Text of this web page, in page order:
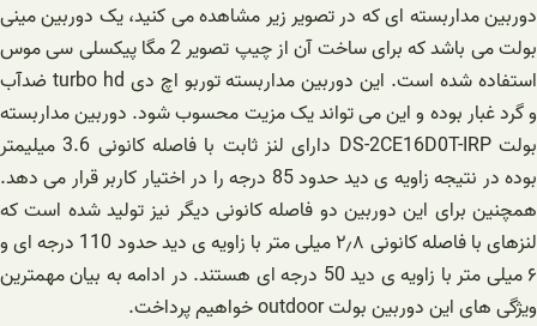
دوربین مداربسته ای که در تصویر زیر مشاهده می کنید، یک دوربین مینی
بولت می باشد که برای ساخت آن از چیپ تصویر 2 مگا پیکسلی سی موس
استفاده شده است. این دوربین مداربسته توربو اچ دی turbo hd ضدآب
و گرد غبار بوده و این می تواند یک مزیت محسوب شود. دوربین مداربسته
بولت DS-2CE16D0T-IRP دارای لنز ثابت با فاصله کانونی 3.6 میلیمتر
بوده در نتیجه زاویه ی دید حدود 85 درجه را در اختیار کاربر قرار می دهد.
همچنین برای این دوربین دو فاصله کانونی دیگر نیز تولید شده است که
لنزهای با فاصله کانونی ۲٫۸ میلی متر با زاویه ی دید حدود 110 درجه ای و
۶ میلی متر با زاویه ی دید 50 درجه ای هستند. در ادامه به بیان مهمترین
ویژگی های این دوربین بولت outdoor خواهیم پرداخت.